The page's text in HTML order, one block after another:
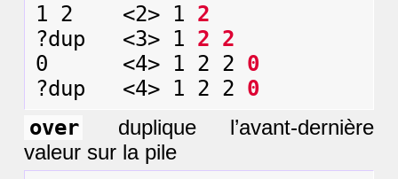
1 2    <2> 1 2
?dup   <3> 1 2 2
0      <4> 1 2 2 0
?dup   <4> 1 2 2 0
over
duplique l’avant-dernière
valeur sur la pile